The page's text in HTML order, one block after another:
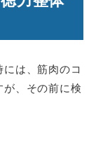
は、筋肉のコ
が、その前に検